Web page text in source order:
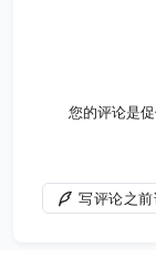
您的评论是
写评论之